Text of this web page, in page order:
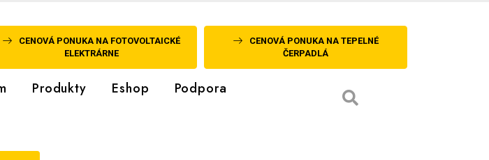
CENOVÁ PONUKA NA FOTOVOLTAICKÉ
ELEKTRÁRNE
CENOVÁ PONUKA NA TEPELNÉ
ČERPADLÁ
Produkty Eshop
Podpora